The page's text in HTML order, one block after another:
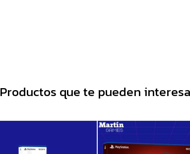
Productos que te pueden